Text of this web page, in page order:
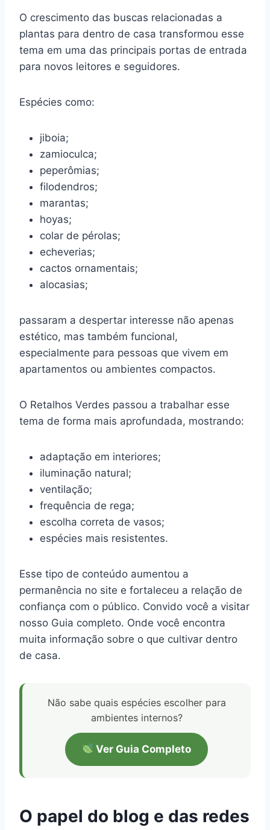
O crescimento das buscas relacionadas a
plantas para dentro de casa transformou esse
tema em uma das principais portas de entrada
para novos leitores e seguidores.
Espécies como:
jiboia;
zamioculca;
peperômias;
filodendros;
marantas;
hoyas;
colar de pérolas;
echeverias;
cactos ornamentais;
alocasias;
passaram a despertar interesse não apenas
estético, mas também funcional,
especialmente para pessoas que vivem em
apartamentos ou ambientes compactos.
O Retalhos Verdes passou a trabalhar esse
tema de forma mais aprofundada, mostrando:
adaptação em interiores;
iluminação natural;
ventilação;
frequência de rega;
escolha correta de vasos;
espécies mais resistentes.
Esse tipo de conteúdo aumentou a
permanência no site e fortaleceu a relação de
confiança com o público. Convido você a visitar
nosso Guia completo. Onde você encontra
muita informação sobre o que cultivar dentro
de casa.
Não sabe quais espécies escolher para
ambientes internos?
Ver Guia Completo
O papel do blog e das redes